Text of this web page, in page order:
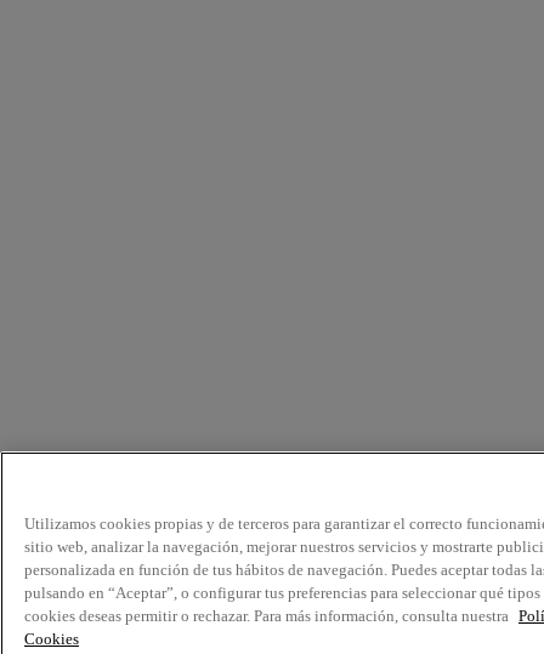
Utilizamos cookies propias y de terceros para garantizar el correcto
sitio web, analizar la navegación, mejorar nuestros servicios y mostrarte
personalizada en función de tus hábitos de navegación. Puedes aceptar todas
pulsando en “Aceptar”, o configurar tus preferencias para seleccionar qué tipos
cookies deseas permitir o rechazar. Para más información, consulta nuestra
Cookies